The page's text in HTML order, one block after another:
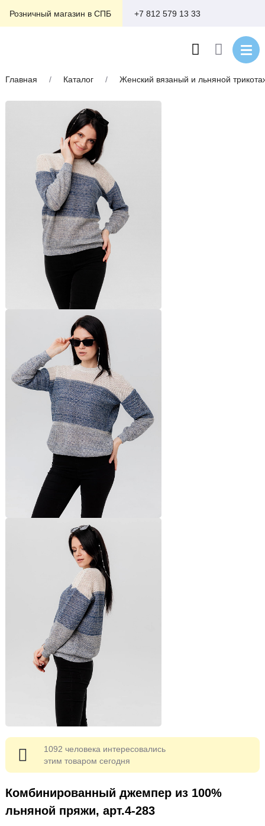
Розничный магазин в СПБ +7 812 579 13 33
Главная / Каталог / Женский вязаный и льняной
Комбинированный джемпер из 100%
льняной пряжи, арт.4-283
1092 человека интересовались
этим товаром сегодня